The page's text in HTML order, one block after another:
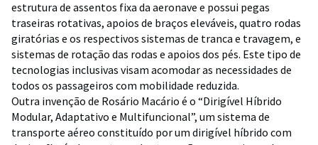
estrutura de assentos fixa da aeronave e possui pegas
traseiras rotativas, apoios de braços eleváveis, quatro rodas
giratórias e os respectivos sistemas de tranca e travagem, e
sistemas de rotação das rodas e apoios dos pés. Este tipo de
tecnologias inclusivas visam acomodar as necessidades de
todos os passageiros com mobilidade reduzida.
Outra invenção de Rosário Macário é o “Dirigível Híbrido
Modular, Adaptativo e Multifuncional”, um sistema de
transporte aéreo constituído por um dirigível híbrido com